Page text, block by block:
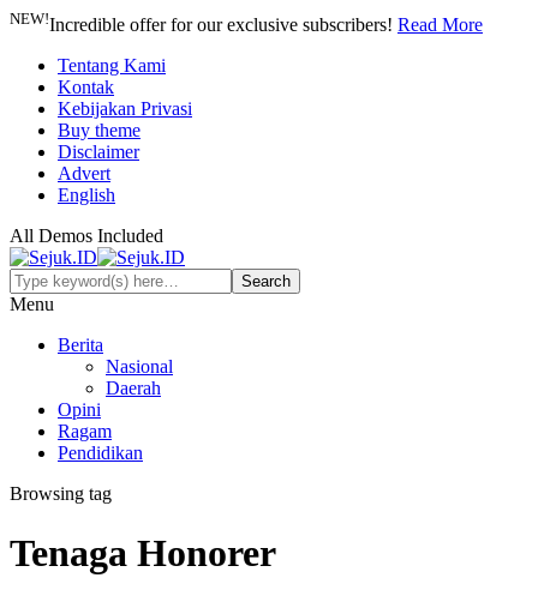
NEW!Incredible offer for our exclusive subscribers! Read More
Tentang Kami
Kontak
Kebijakan Privasi
Buy theme
Disclaimer
Advert
English
All Demos Included
Menu
Berita
Nasional
Daerah
Opini
Ragam
Pendidikan
Browsing tag
Tenaga Honorer